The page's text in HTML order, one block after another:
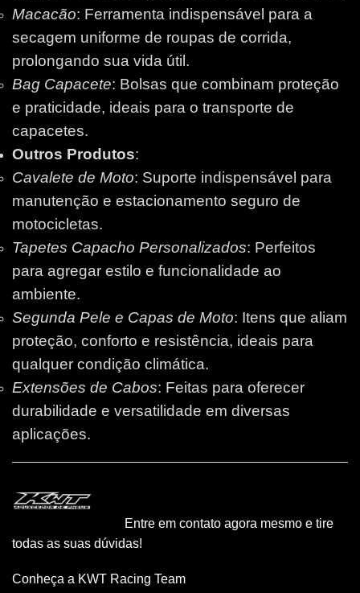
Macacão: Ferramenta indispensável para a
secagem uniforme de roupas de corrida,
prolongando sua vida útil.
Bag Capacete: Bolsas que combinam proteção
e praticidade, ideais para o transporte de
capacetes.
Outros Produtos:
Cavalete de Moto: Suporte indispensável para
manutenção e estacionamento seguro de
motocicletas.
Tapetes Capacho Personalizados: Perfeitos
para agregar estilo e funcionalidade ao
ambiente.
Segunda Pele e Capas de Moto: Itens que aliam
proteção, conforto e resistência, ideais para
qualquer condição climática.
Extensões de Cabos: Feitas para oferecer
durabilidade e versatilidade em diversas
aplicações.
Entre em contato agora mesmo e tire
todas as suas dúvidas!
Conheça a KWT Racing Team